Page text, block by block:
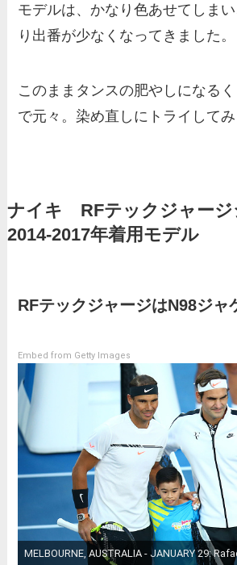
モデルは、かなり色あせてしま
り出番が少なくなってきました。
このままタンスの肥やしになる
で元々。染め直しにトライしてみ
ナイキ RFテックジャージ
2014-2017年着用モデル
RFテックジャージはN98ジャ
Embed from Getty Images